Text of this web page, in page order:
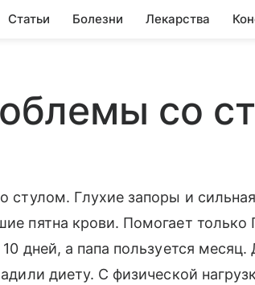
Статьи Болезни Лекарства
со
стулом. Глухие запоры и
пятна крови. Помогает только
дней, а папа пользуется
диету. С физической